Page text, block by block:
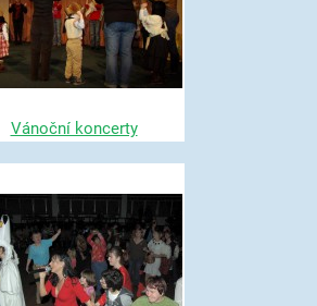
Vánoční koncerty